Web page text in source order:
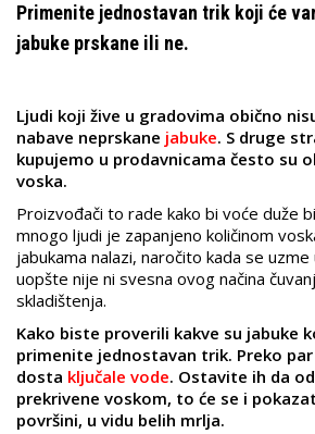
Primenite jednostavan trik koji će
jabuke prskane ili ne.
Ljudi koji žive u gradovima obično
nabave neprskane jabuke. S druge
kupujemo u prodavnicama često su
voska.
Proizvođači to rade kako bi voće duže
mnogo ljudi je zapanjeno količinom
jabukama nalazi, naročito kada se
uopšte nije ni svesna ovog načina
skladištenja.
Kako biste proverili kakve su jabuke
primenite jednostavan trik. Preko
dosta ključale vode. Ostavite ih da
prekrivene voskom, to će se i
površini, u vidu belih mrlja.